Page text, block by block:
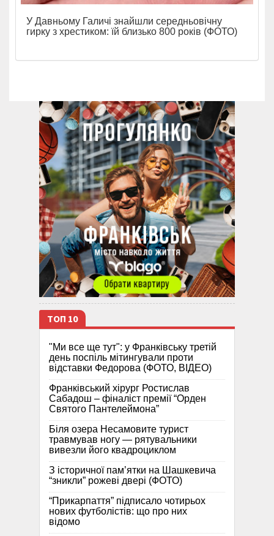
У Давньому Галичі знайшли середньовічну
гирку з хрестиком: їй близько 800 років (ФОТО)
ТОП 10
"Ми все ще тут": у Франківську третій
день поспіль мітингували проти
відставки Федорова (ФОТО, ВІДЕО)
Франківський хірург Ростислав
Сабадош – фіналіст премії “Орден
Святого Пантелеймона”
Біля озера Несамовите турист
травмував ногу — рятувальники
вивезли його квадроциклом
З історичної памʼятки на Шашкевича
“зникли” рожеві двері (ФОТО)
“Прикарпаття” підписало чотирьох
нових футболістів: що про них
відомо